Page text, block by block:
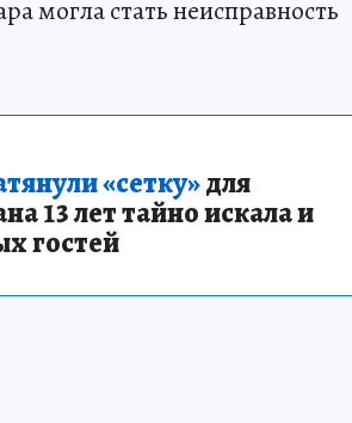
могла стать неисправность
«сетку»для
13 лет тайно искала и
гостей